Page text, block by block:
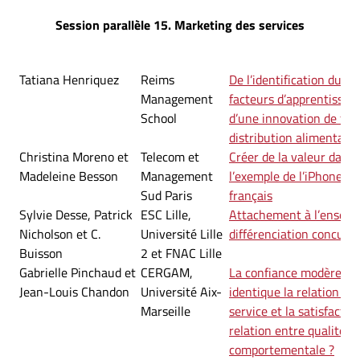
Session parallèle 15. Marketing des services
Tatiana Henriquez
Reims
Management
School
De l’identification du
facteurs
d’une innovation de
distribution alimentaire
Christina Moreno et
Madeleine Besson
Telecom et
Management
Sud Paris
Créer de la valeur dans
l’exemple de l’iPhone
français
Sylvie Desse, Patrick
Nicholson et C.
Buisson
ESC Lille,
Université Lille
2 et FNAC Lille
Attachement à
différenciation
Gabrielle Pinchaud et
Jean-Louis Chandon
CERGAM,
Université Aix-
Marseille
La confiance modère
identique la relation
service et la
relation entre qualité
comportementale ?